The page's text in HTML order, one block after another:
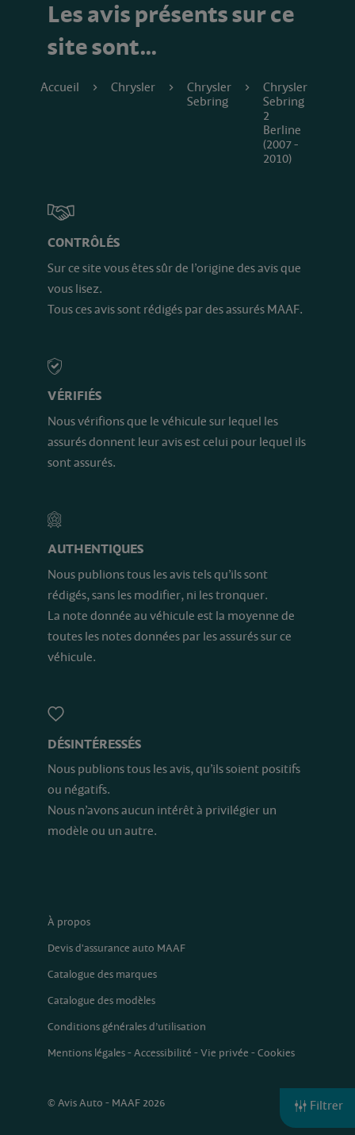
Filtrer
Les avis présents sur ce
site sont…
Accueil Chrysler
Chrysler
Sebring
Chrysler
Sebring
2
Berline
(2007 -
2010)
CONTRÔLÉS
Sur ce site vous êtes sûr de l’origine des avis que
vous lisez.
Tous ces avis sont rédigés par des assurés MAAF.
VÉRIFIÉS
Nous vérifions que le véhicule sur lequel les
assurés donnent leur avis est celui pour lequel ils
sont assurés.
AUTHENTIQUES
Nous publions tous les avis tels qu’ils sont
rédigés, sans les modifier, ni les tronquer.
La note donnée au véhicule est la moyenne de
toutes les notes données par les assurés sur ce
véhicule.
DÉSINTÉRESSÉS
Nous publions tous les avis, qu’ils soient positifs
ou négatifs.
Nous n’avons aucun intérêt à privilégier un
modèle ou un autre.
À propos
Devis d'assurance auto MAAF
Catalogue des marques
Catalogue des modèles
Conditions générales d’utilisation
Mentions légales-Accessibilité -Vie privée -Cookies
© Avis Auto - MAAF 2026